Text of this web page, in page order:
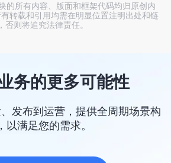
的所有内容、版面和框架代码均归原创内
转载和引用均需在明显位置注明出处和链
否则将追究法律责任。
务的更多可能性
发布到运营，提供全周期场景构
以满足您的需求。